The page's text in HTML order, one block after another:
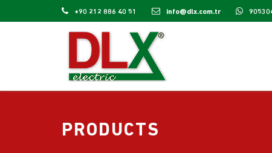
+90 212 886 40 51 info@dlx.com.tr
PRODUCTS